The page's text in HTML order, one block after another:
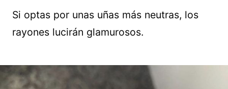
Si optas por unas uñas más neutras, los
rayones lucirán glamurosos.